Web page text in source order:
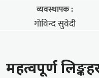
व्यवस्थापक :
गोविन्द सुवेदी
महत्वपूर्ण